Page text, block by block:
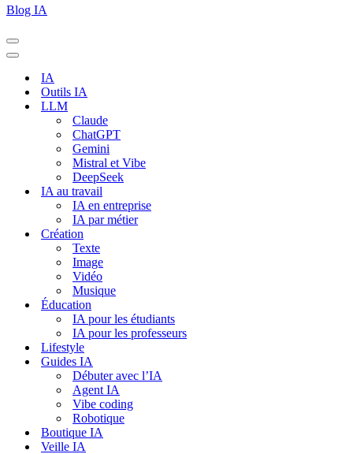
Blog IA
Menu
de
Menu
navigation
IA
Outils IA
LLM
Claude
ChatGPT
Gemini
Mistral et Vibe
DeepSeek
IA au travail
IA en entreprise
IA par métier
Création
Texte
Image
Vidéo
Musique
Éducation
IA pour les étudiants
IA pour les professeurs
Lifestyle
Guides IA
Débuter avec l’IA
Agent IA
Vibe coding
Robotique
Boutique IA
Veille IA